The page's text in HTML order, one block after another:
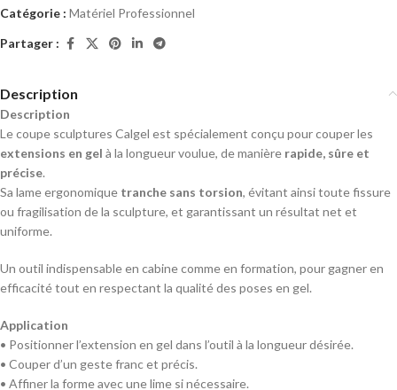
Catégorie : Matériel Professionnel
Partager :
Description
Description
Le coupe sculptures Calgel est spécialement conçu pour couper les
extensions en gel à la longueur voulue, de manière rapide, sûre et
précise.
Sa lame ergonomique tranche sans torsion, évitant ainsi toute fissure
ou fragilisation de la sculpture, et garantissant un résultat net et
uniforme.
Un outil indispensable en cabine comme en formation, pour gagner en
efficacité tout en respectant la qualité des poses en gel.
Application
• Positionner l’extension en gel dans l’outil à la longueur désirée.
• Couper d’un geste franc et précis.
• Affiner la forme avec une lime si nécessaire.